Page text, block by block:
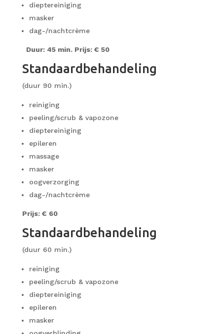
dieptereiniging
masker
dag-/nachtcrème
Duur: 45 min. Prijs: € 50
Standaardbehandeling
(duur 90 min.)
reiniging
peeling/scrub & vapozone
dieptereiniging
epileren
massage
masker
oogverzorging
dag-/nachtcrème
Prijs: € 60
Standaardbehandeling
(duur 60 min.)
reiniging
peeling/scrub & vapozone
dieptereiniging
epileren
masker